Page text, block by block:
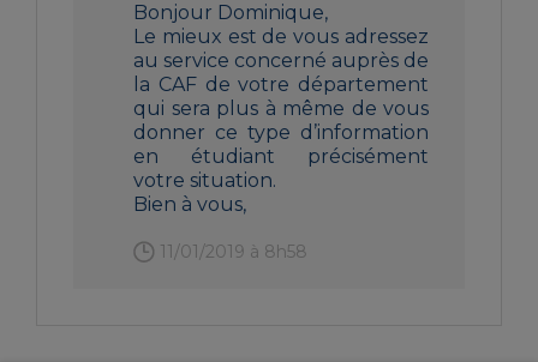
Bonjour Dominique,
Le mieux est de vous adressez
au service concerné auprès de
la CAF de votre département
qui sera plus à même de vous
donner ce type d’information
en étudiant précisément
votre situation.
Bien à vous,
11/01/2019 à 8h58